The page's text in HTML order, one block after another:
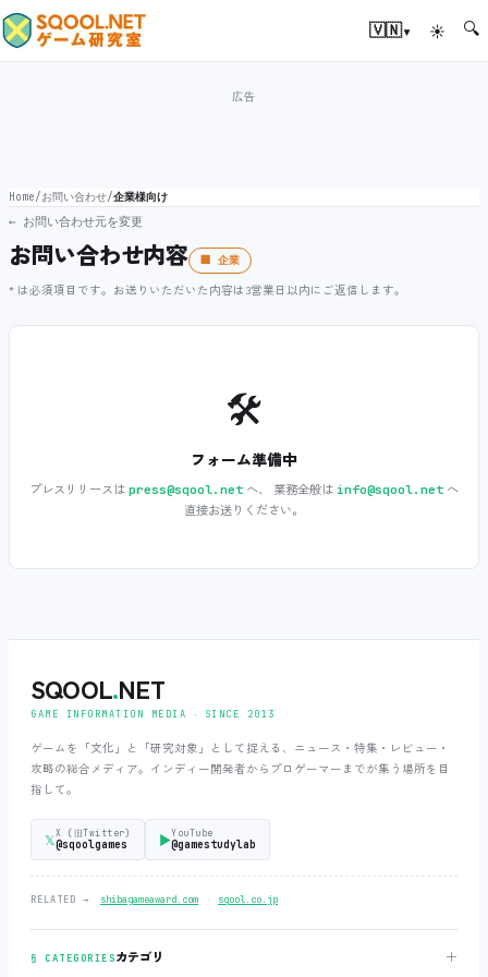
🇻🇳▾ ☀ 🔍
Home/お問い合わせ/企業様向け
← お問い合わせ元を変更
お問い合わせ内容 🏢 企業
* は必須項目です。お送りいただいた内容は3営業日以内にご返信します。
🛠️
フォーム準備中
プレスリリースは press@sqool.net へ、 業務全般は info@sqool.net へ
直接お送りください。
SQOOL.NET
GAME INFORMATION MEDIA ‧ SINCE 2013
ゲームを「文化」と「研究対象」として捉える、ニュース・特集・レビュー・
攻略の総合メディア。インディー開発者からプロゲーマーまでが集う場所を目
指して。
𝕏X (旧Twitter)
@sqoolgames ▶YouTube
@gamestudylab
RELATED → shibagameaward.com ‧ sqool.co.jp
§ CATEGORIESカテゴリ ＋